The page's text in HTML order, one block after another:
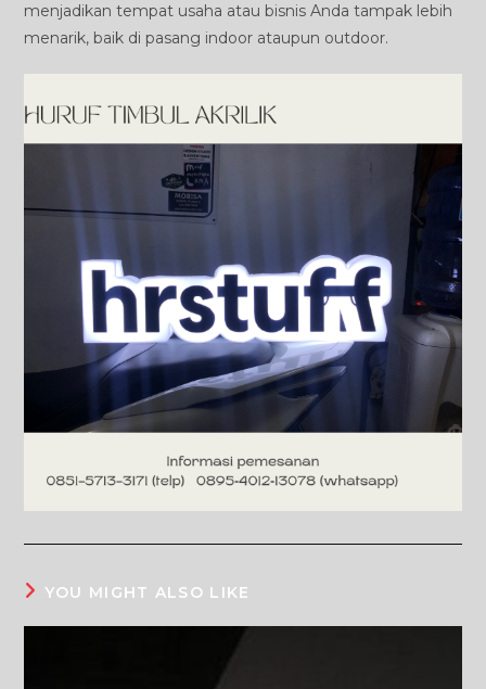
menjadikan tempat usaha atau bisnis Anda tampak lebih
menarik, baik di pasang indoor ataupun outdoor.
YOU MIGHT ALSO LIKE